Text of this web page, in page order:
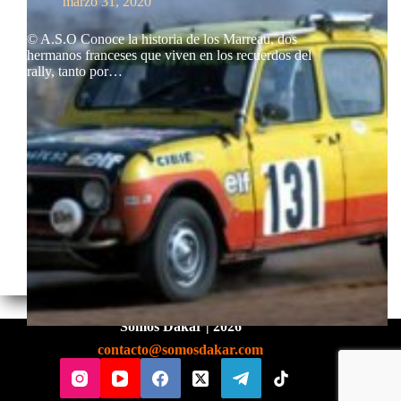
© A.S.O Conoce la historia de los Marreau, dos
hermanos franceses que viven en los recuerdos del
rally, tanto por…
Somos Dakar | 2026
contacto@somosdakar.com